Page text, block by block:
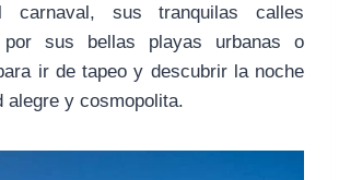
sus tranquilas calles
por sus bellas playas urbanas o
ir de tapeo y descubrir la noche
alegre y cosmopolita.